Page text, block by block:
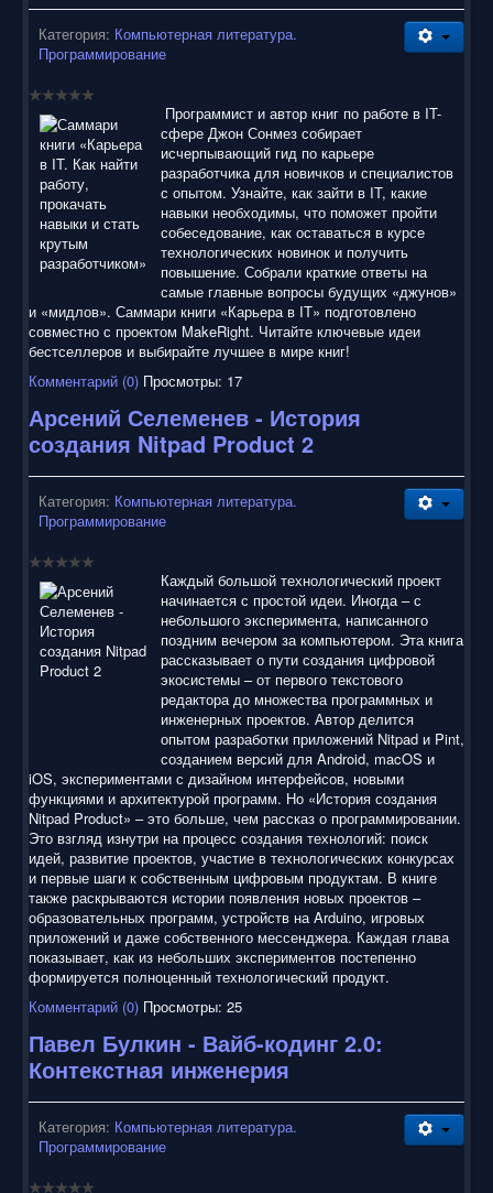
Вам электронные книги бесплатно и без регистрации введя
автора, название книги или имя полюбившегося героя в
строку поиска. На нашем сайте для ознакомления можно
epub, pdf, rtf, txt, читать онлайн или купить лицензионные
электронные книги. Наш сайт постоянно развивается и
пополняется. Надеюсь, Вы станете нашим постоянным
посетителем.
Категория: Компьютерная литература.
Программирование
Программист и автор книг по работе в IT-
сфере Джон Сонмез собирает
исчерпывающий гид по карьере
разработчика для новичков и специалистов
с опытом. Узнайте, как зайти в IT, какие
навыки необходимы, что поможет пройти
собеседование, как оставаться в курсе
технологических новинок и получить
повышение. Собрали краткие ответы на
самые главные вопросы будущих «джунов»
и «мидлов». Саммари книги «Карьера в IT» подготовлено
совместно с проектом MakeRight. Читайте ключевые идеи
бестселлеров и выбирайте лучшее в мире книг!
Комментарий (0) Просмотры: 17
Арсений Селеменев - История
создания Nitpad Product 2
Категория: Компьютерная литература.
Программирование
Каждый большой технологический проект
начинается с простой идеи. Иногда – с
небольшого эксперимента, написанного
поздним вечером за компьютером. Эта книга
рассказывает о пути создания цифровой
экосистемы – от первого текстового
редактора до множества программных и
инженерных проектов. Автор делится
опытом разработки приложений Nitpad и Pint,
созданием версий для Android, macOS и
iOS, экспериментами с дизайном интерфейсов, новыми
функциями и архитектурой программ. Но «История создания
Nitpad Product» – это больше, чем рассказ о программировании.
Это взгляд изнутри на процесс создания технологий: поиск
идей, развитие проектов, участие в технологических конкурсах
и первые шаги к собственным цифровым продуктам. В книге
также раскрываются истории появления новых проектов –
образовательных программ, устройств на Arduino, игровых
приложений и даже собственного мессенджера. Каждая глава
показывает, как из небольших экспериментов постепенно
формируется полноценный технологический продукт.
Комментарий (0) Просмотры: 25
Павел Булкин - Вайб-кодинг 2.0:
Контекстная инженерия
Категория: Компьютерная литература.
Программирование